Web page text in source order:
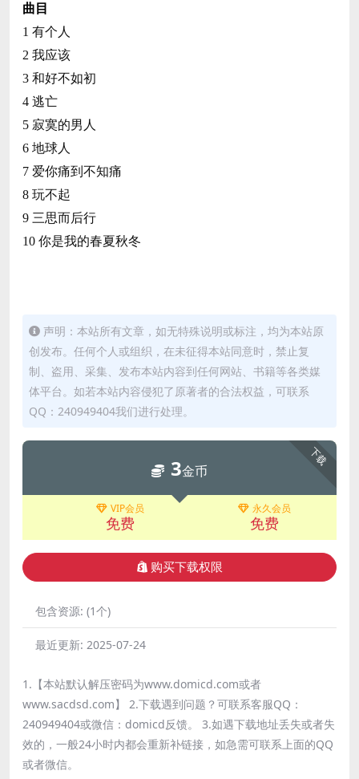
曲目
1 有个人
2 我应该
3 和好不如初
4 逃亡
5 寂寞的男人
6 地球人
7 爱你痛到不知痛
8 玩不起
9 三思而后行
10 你是我的春夏秋冬
声明：本站所有文章，如无特殊说明或标注，均为本站原
创发布。任何个人或组织，在未征得本站同意时，禁止复
制、盗用、采集、发布本站内容到任何网站、书籍等各类媒
体平台。如若本站内容侵犯了原著者的合法权益，可联系
QQ：240949404我们进行处理。
下载
3金币
VIP会员
免费
永久会员
免费
购买下载权限
包含资源: (1个)
最近更新: 2025-07-24
1.【本站默认解压密码为www.domicd.com或者
www.sacdsd.com】 2.下载遇到问题？可联系客服QQ：
240949404或微信：domicd反馈。 3.如遇下载地址丢失或者失
效的，一般24小时内都会重新补链接，如急需可联系上面的QQ
或者微信。